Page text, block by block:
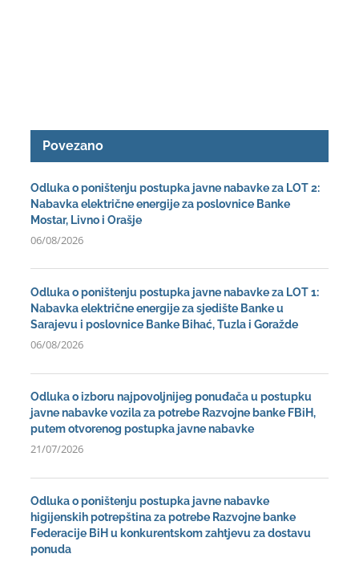
Povezano
Odluka o poništenju postupka javne nabavke za LOT 2:
Nabavka električne energije za poslovnice Banke
Mostar, Livno i Orašje
06/08/2026
Odluka o poništenju postupka javne nabavke za LOT 1:
Nabavka električne energije za sjedište Banke u
Sarajevu i poslovnice Banke Bihać, Tuzla i Goražde
06/08/2026
Odluka o izboru najpovoljnijeg ponuđača u postupku
javne nabavke vozila za potrebe Razvojne banke FBiH,
putem otvorenog postupka javne nabavke
21/07/2026
Odluka o poništenju postupka javne nabavke
higijenskih potrepština za potrebe Razvojne banke
Federacije BiH u konkurentskom zahtjevu za dostavu
ponuda